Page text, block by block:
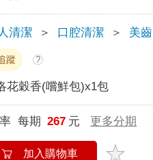
清潔 ＞ 口腔清潔 ＞ 美齒
蹤 ?
花穀香(嚐鮮包)x1包
每期 267 元 更多分期
加入購物車